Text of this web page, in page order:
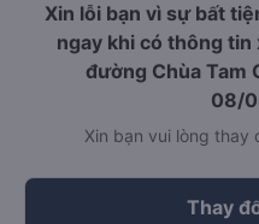
Xin lỗi bạn vì sự bất
ngay khi có thông
đường Chùa Tam
08/
Xin bạn vui lòng thay
Thay